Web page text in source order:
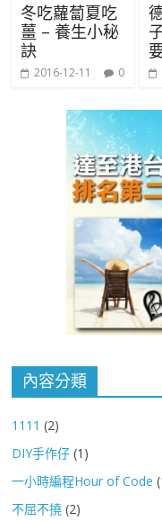
冬吃蘿蔔夏吃
薑 – 養生小秘
訣
2016-12-11 0
內容分類
1111 (2)
DIY手作仔 (1)
一小時編程Hour of Code
不屈不撓 (2)